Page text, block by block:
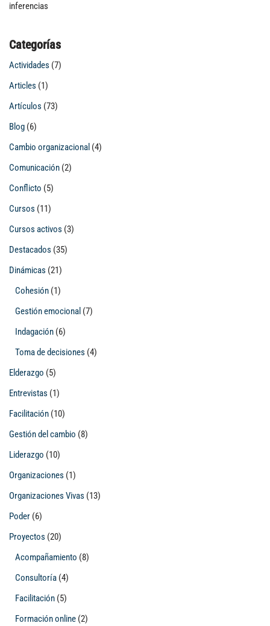
inferencias
Categorías
Actividades (7)
Articles (1)
Artículos (73)
Blog (6)
Cambio organizacional (4)
Comunicación (2)
Conflicto (5)
Cursos (11)
Cursos activos (3)
Destacados (35)
Dinámicas (21)
Cohesión (1)
Gestión emocional (7)
Indagación (6)
Toma de decisiones (4)
Elderazgo (5)
Entrevistas (1)
Facilitación (10)
Gestión del cambio (8)
Liderazgo (10)
Organizaciones (1)
Organizaciones Vivas (13)
Poder (6)
Proyectos (20)
Acompañamiento (8)
Consultoría (4)
Facilitación (5)
Formación online (2)